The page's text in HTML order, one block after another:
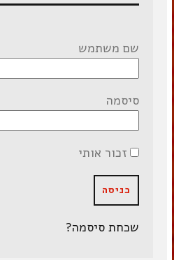
שם משתמש
סיסמה
זכור אותי
שכחת סיסמה?